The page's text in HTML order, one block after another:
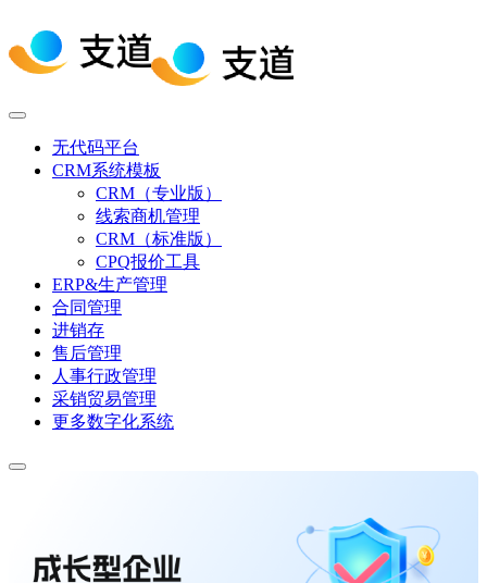
无代码平台
CRM系统模板
CRM（专业版）
线索商机管理
CRM（标准版）
CPQ报价工具
ERP&生产管理
合同管理
进销存
售后管理
人事行政管理
采销贸易管理
更多数字化系统